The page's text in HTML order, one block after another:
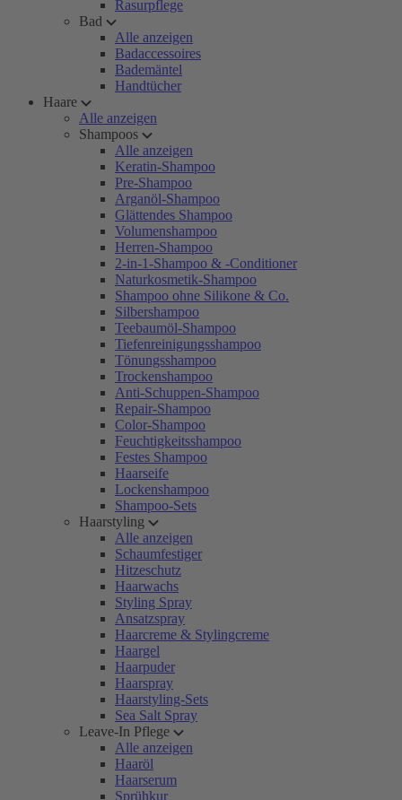
Rasurpflege
Bad
Alle anzeigen
Badaccessoires
Bademäntel
Handtücher
Haare
Alle anzeigen
Shampoos
Alle anzeigen
Keratin-Shampoo
Pre-Shampoo
Arganöl-Shampoo
Glättendes Shampoo
Volumenshampoo
Herren-Shampoo
2-in-1-Shampoo & -Conditioner
Naturkosmetik-Shampoo
Shampoo ohne Silikone & Co.
Silbershampoo
Teebaumöl-Shampoo
Tiefenreinigungsshampoo
Tönungsshampoo
Trockenshampoo
Anti-Schuppen-Shampoo
Repair-Shampoo
Color-Shampoo
Feuchtigkeitsshampoo
Festes Shampoo
Haarseife
Lockenshampoo
Shampoo-Sets
Haarstyling
Alle anzeigen
Schaumfestiger
Hitzeschutz
Haarwachs
Styling Spray
Ansatzspray
Haarcreme & Stylingcreme
Haargel
Haarpuder
Haarspray
Haarstyling-Sets
Sea Salt Spray
Leave-In Pflege
Alle anzeigen
Haaröl
Haarserum
Sprühkur